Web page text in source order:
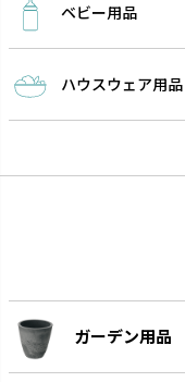
ベビー用品
ハウスウェア用品
ガーデン用品